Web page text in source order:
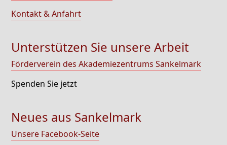
Kontakt & Anfahrt
Unterstützen Sie unsere Arbeit
Förderverein des Akademiezentrums Sankelmark
Spenden Sie jetzt
Neues aus Sankelmark
Unsere Facebook-Seite